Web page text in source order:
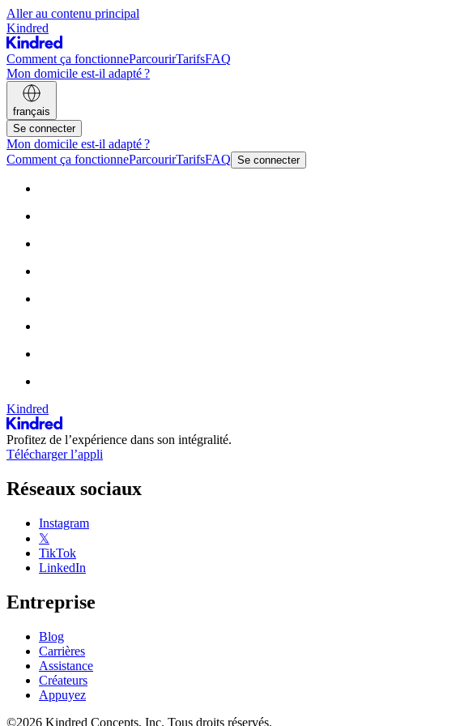
Aller au contenu principal
Kindred
Comment ça fonctionneParcourirTarifsFAQ
Mon domicile est-il adapté ?
français
Se connecter
Mon domicile est-il adapté ?
Comment ça fonctionneParcourirTarifsFAQ Se connecter
Kindred
Profitez de l’expérience dans son intégralité.
Télécharger l’appli
Réseaux sociaux
Instagram
𝕏
TikTok
LinkedIn
Entreprise
Blog
Carrières
Assistance
Créateurs
Appuyez
©2026 Kindred Concepts, Inc. Tous droits réservés.